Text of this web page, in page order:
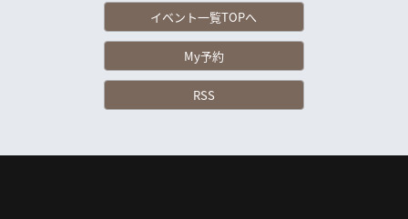
イベント一覧TOPへ
My予約
RSS